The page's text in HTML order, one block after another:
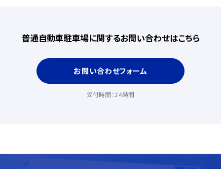
普通自動車駐車場に関するお問い合わせはこちら
お問い合わせフォーム
受付時間：24時間